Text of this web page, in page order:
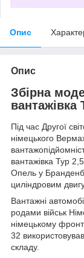
Опис
Опис
Збірна
вантажівка
Під час Другої
німецького
вантажівка Typ
Опель у
циліндровим
Вантажні
родами військ
німецькому
32
складу.